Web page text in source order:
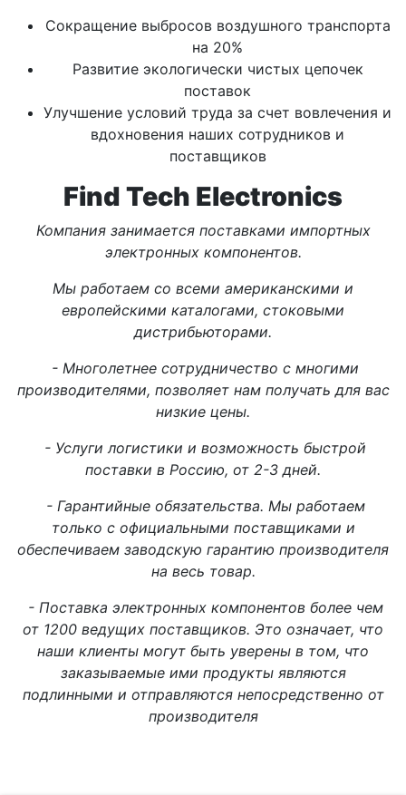
Сокращение выбросов воздушного транспорта
на 20%
Развитие экологически чистых цепочек
поставок
Улучшение условий труда за счет вовлечения и
вдохновения наших сотрудников и
поставщиков
Find Tech Electronics
Компания занимается поставками импортных
электронных компонентов.
Мы работаем со всеми американскими и
европейскими каталогами, стоковыми
дистрибьюторами.
- Многолетнее сотрудничество с многими
производителями, позволяет нам получать для вас
низкие цены.
- Услуги логистики и возможность быстрой
поставки в Россию, от 2-3 дней.
- Гарантийные обязательства. Мы работаем
только с официальными поставщиками и
обеспечиваем заводскую гарантию производителя
на весь товар.
- Поставка электронных компонентов более чем
от 1200 ведущих поставщиков. Это означает, что
наши клиенты могут быть уверены в том, что
заказываемые ими продукты являются
подлинными и отправляются непосредственно от
производителя